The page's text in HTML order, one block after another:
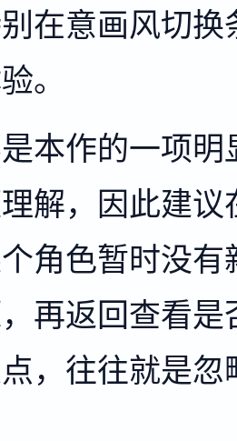
在意画风切
。
本作的一项
解，因此建
角色暂时没
再返回查看
，往往就是